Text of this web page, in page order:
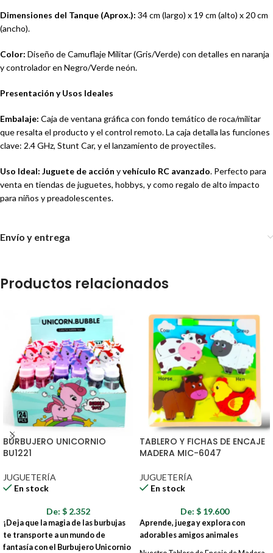
Dimensiones del Tanque (Aprox.): 34 cm (largo) x 19 cm (alto) x 20 cm
(ancho).
Color: Diseño de Camuflaje Militar (Gris/Verde) con detalles en naranja
y controlador en Negro/Verde neón.
Presentación y Usos Ideales
Embalaje: Caja de ventana gráfica con fondo temático de roca/militar
que resalta el producto y el control remoto. La caja detalla las funciones
clave: 2.4 GHz, Stunt Car, y el lanzamiento de proyectiles.
Uso Ideal: Juguete de acción yvehículo RC avanzado. Perfecto para
venta en tiendas de juguetes, hobbys, y como regalo de alto impacto
para niños y preadolescentes.
Envío y entrega
Productos relacionados
BURBUJERO UNICORNIO
BU1221
JUGUETERÍA
En stock
De: $ 2.352
¡Deja que la magia de las burbujas
te transporte a un mundo de
fantasía con el Burbujero Unicornio
TABLERO Y FICHAS DE ENCAJE
MADERA MIC-6047
JUGUETERÍA
En stock
De: $ 19.600
Aprende, juega y explora con
adorables amigos animales